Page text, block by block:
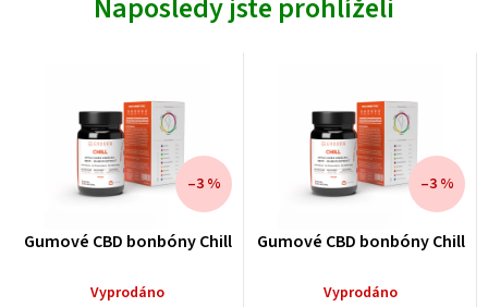
Naposledy jste prohlíželi
Gumové CBD bonbóny Chill
Vyprodáno
–3 %
Gumové CBD bonbóny Chill
Vyprodáno
–3 %